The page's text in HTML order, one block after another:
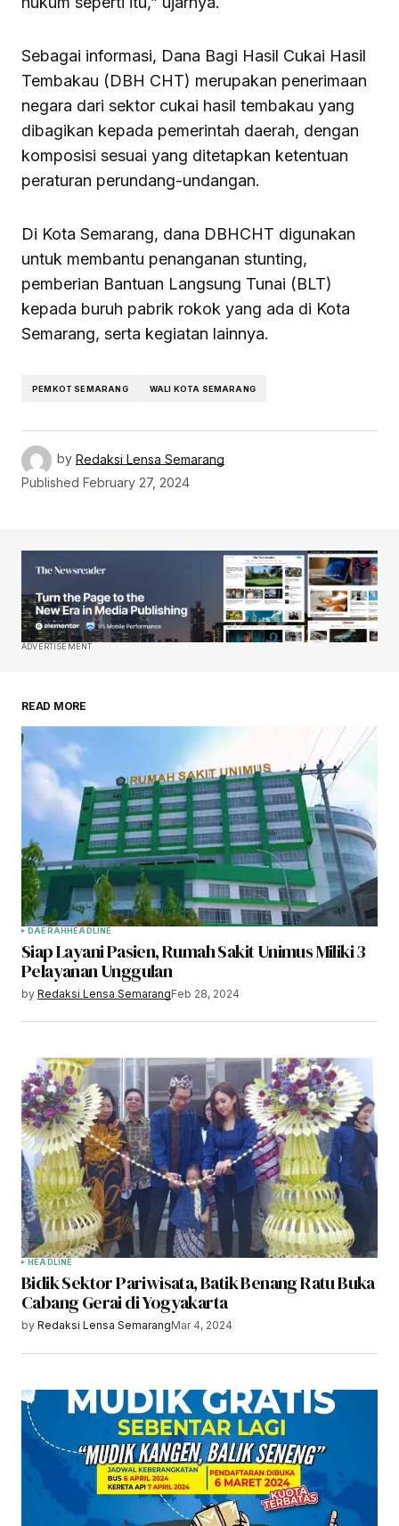
Sebagai informasi, Dana Bagi Hasil Cukai Hasil
Tembakau (DBH CHT) merupakan penerimaan
negara dari sektor cukai hasil tembakau yang
dibagikan kepada pemerintah daerah, dengan
komposisi sesuai yang ditetapkan ketentuan
peraturan perundang-undangan.
Di Kota Semarang, dana DBHCHT digunakan
untuk membantu penanganan stunting,
pemberian Bantuan Langsung Tunai (BLT)
kepada buruh pabrik rokok yang ada di Kota
Semarang, serta kegiatan lainnya.
PEMKOT SEMARANG WALI KOTA SEMARANG
by Redaksi Lensa Semarang
Published February 27, 2024
ADVERTISEMENT
READ MORE
DAERAHHEADLINE
Siap Layani Pasien, Rumah Sakit Unimus Miliki 3
Pelayanan Unggulan
by Redaksi Lensa SemarangFeb 28, 2024
HEADLINE
Bidik Sektor Pariwisata, Batik Benang Ratu Buka
Cabang Gerai di Yogyakarta
by Redaksi Lensa SemarangMar 4, 2024